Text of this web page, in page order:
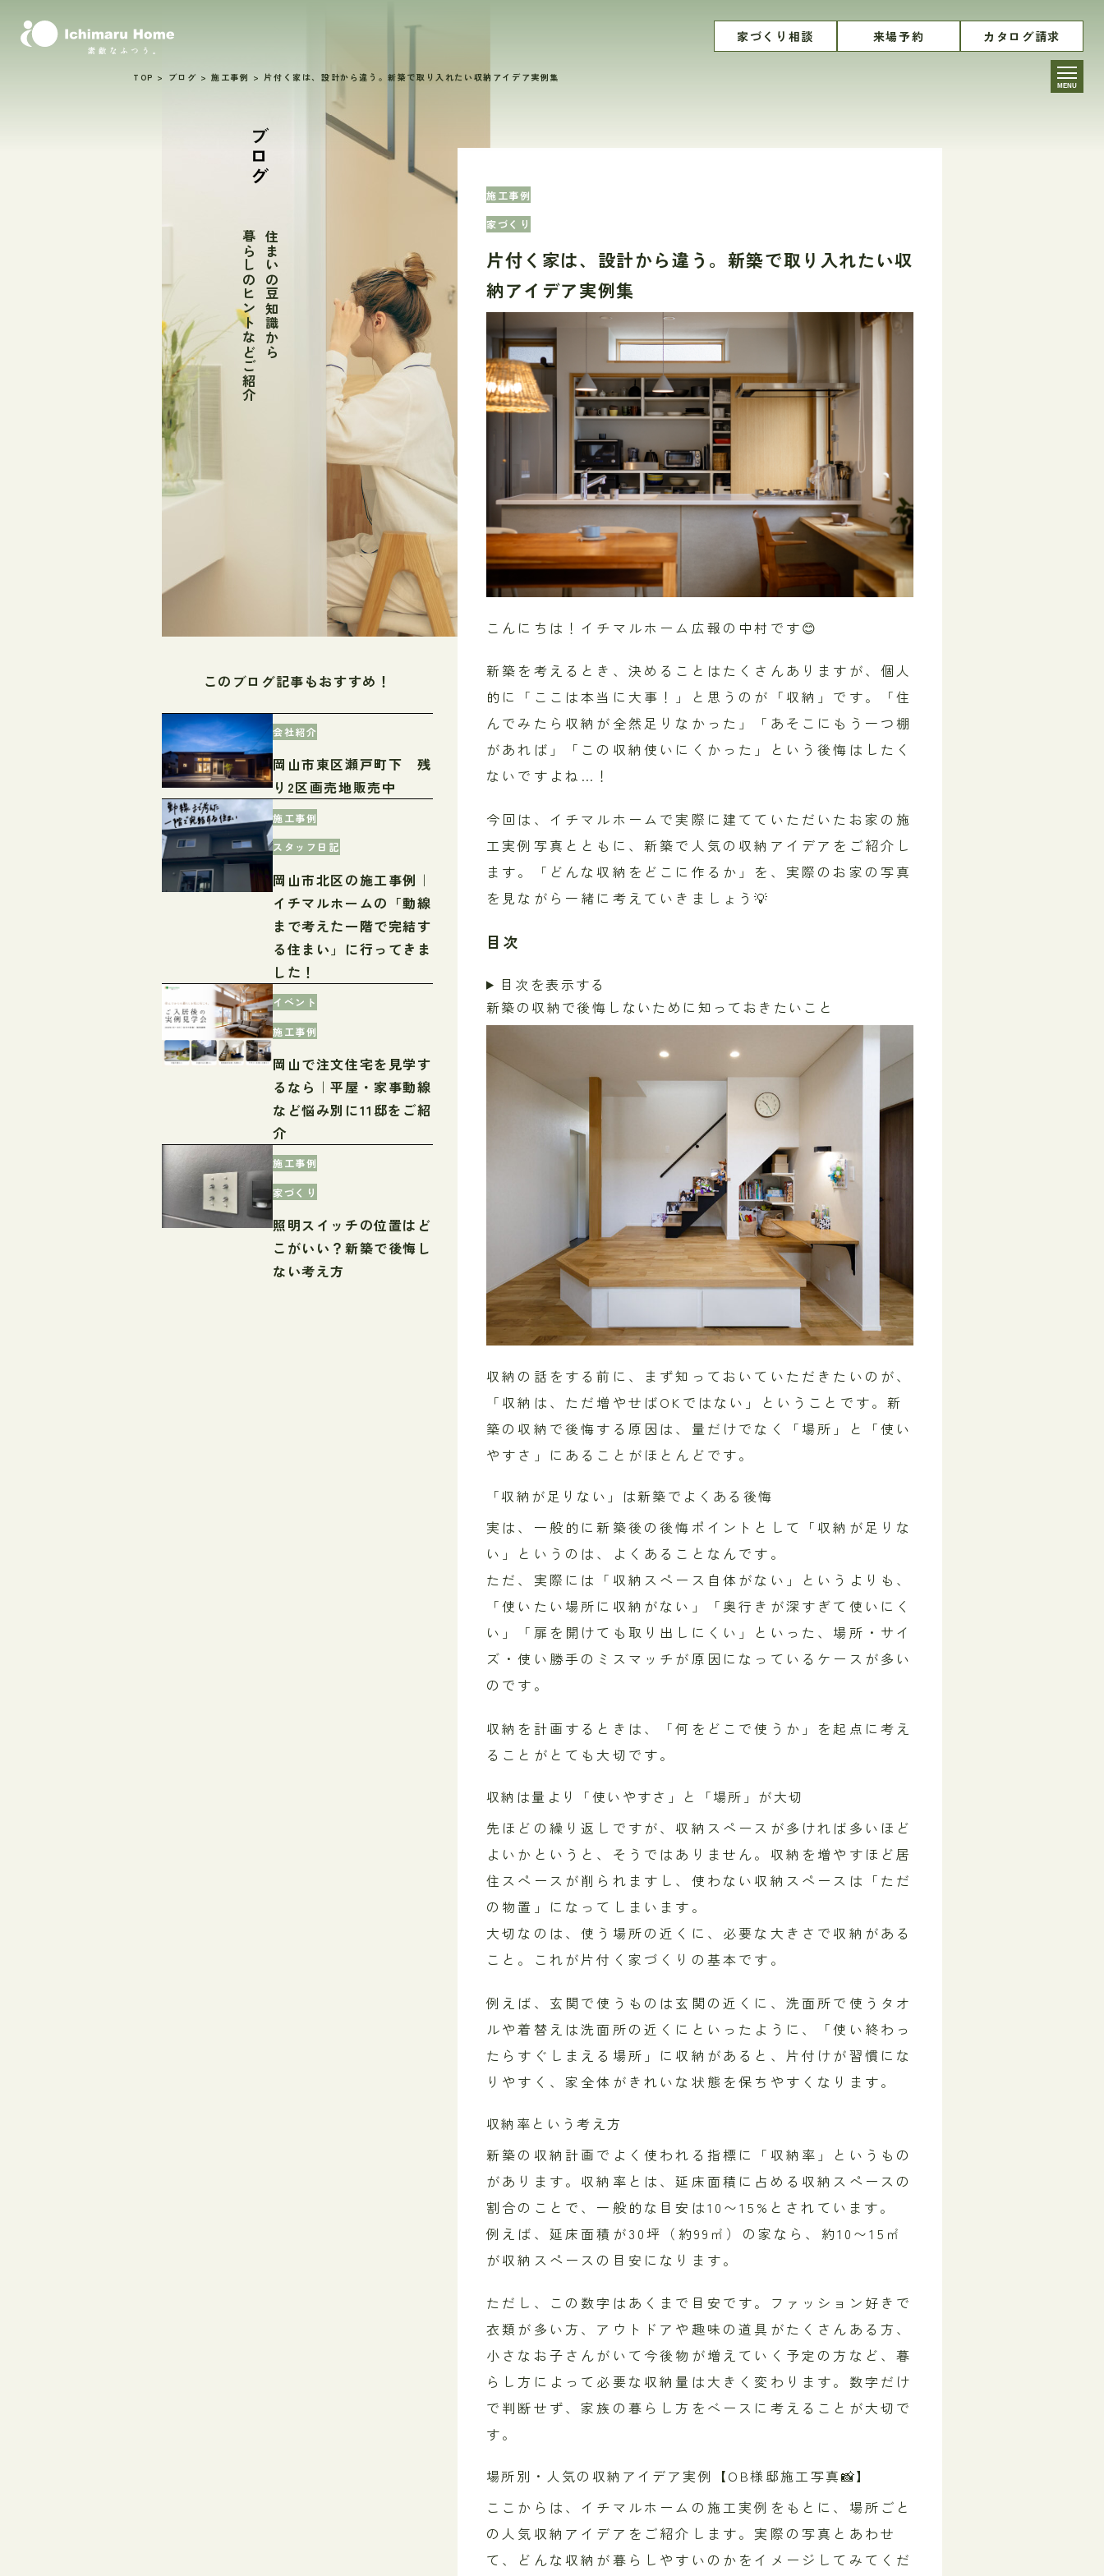
家づくり相談 来場予約 カタログ請求
MENU
ブログ
住まいの豆知識から
暮らしのヒントなどご紹介
このブログ記事もおすすめ！
会社紹介
岡山市東区瀬戸町下 残
り2区画売地販売中
施工事例
スタッフ日記
岡山市北区の施工事例｜
イチマルホームの「動線
まで考えた一階で完結す
る住まい」に行ってきま
した！
イベント
施工事例
岡山で注文住宅を見学す
るなら｜平屋・家事動線
など悩み別に11邸をご紹
介
施工事例
家づくり
照明スイッチの位置はど
こがいい？新築で後悔し
ない考え方
TOP > ブログ >施工事例 >片付く家は、設計から違う。新築で取り入れたい収納アイデア実例集
施工事例
家づくり
片付く家は、設計から違う。新築で取り入れたい収
納アイデア実例集
こんにちは！イチマルホーム広報の中村です😊
新築を考えるとき、決めることはたくさんありますが、個人
的に「ここは本当に大事！」と思うのが「収納」です。「住
んでみたら収納が全然足りなかった」「あそこにもう一つ棚
があれば」「この収納使いにくかった」という後悔はしたく
ないですよね…！
今回は、イチマルホームで実際に建てていただいたお家の施
工実例写真とともに、新築で人気の収納アイデアをご紹介し
ます。「どんな収納をどこに作るか」を、実際のお家の写真
を見ながら一緒に考えていきましょう💡
目次
目次を表示する
新築の収納で後悔しないために知っておきたいこと
収納の話をする前に、まず知っておいていただきたいのが、
「収納は、ただ増やせばOKではない」ということです。新
築の収納で後悔する原因は、量だけでなく「場所」と「使い
やすさ」にあることがほとんどです。
「収納が足りない」は新築でよくある後悔
実は、一般的に新築後の後悔ポイントとして「収納が足りな
い」というのは、よくあることなんです。
ただ、実際には「収納スペース自体がない」というよりも、
「使いたい場所に収納がない」「奥行きが深すぎて使いにく
い」「扉を開けても取り出しにくい」といった、場所・サイ
ズ・使い勝手のミスマッチが原因になっているケースが多い
のです。
収納を計画するときは、「何をどこで使うか」を起点に考え
ることがとても大切です。
収納は量より「使いやすさ」と「場所」が大切
先ほどの繰り返しですが、収納スペースが多ければ多いほど
よいかというと、そうではありません。収納を増やすほど居
住スペースが削られますし、使わない収納スペースは「ただ
の物置」になってしまいます。
大切なのは、使う場所の近くに、必要な大きさで収納がある
こと。これが片付く家づくりの基本です。
例えば、玄関で使うものは玄関の近くに、洗面所で使うタオ
ルや着替えは洗面所の近くにといったように、「使い終わっ
たらすぐしまえる場所」に収納があると、片付けが習慣にな
りやすく、家全体がきれいな状態を保ちやすくなります。
収納率という考え方
新築の収納計画でよく使われる指標に「収納率」というもの
があります。収納率とは、延床面積に占める収納スペースの
割合のことで、一般的な目安は10〜15%とされています。
例えば、延床面積が30坪（約99㎡）の家なら、約10〜15㎡
が収納スペースの目安になります。
ただし、この数字はあくまで目安です。ファッション好きで
衣類が多い方、アウトドアや趣味の道具がたくさんある方、
小さなお子さんがいて今後物が増えていく予定の方など、暮
らし方によって必要な収納量は大きく変わります。数字だけ
で判断せず、家族の暮らし方をベースに考えることが大切で
す。
場所別・人気の収納アイデア実例【OB様邸施工写真📸】
ここからは、イチマルホームの施工実例をもとに、場所ごと
の人気収納アイデアをご紹介します。実際の写真とあわせ
て、どんな収納が暮らしやすいのかをイメージしてみてくだ